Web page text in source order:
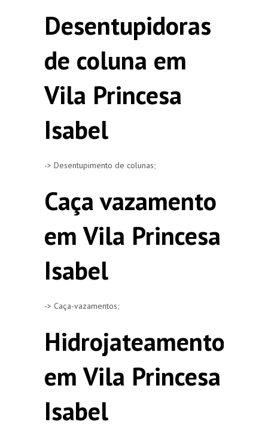
Desentupidoras
de coluna em
Vila Princesa
Isabel
-> Desentupimento de colunas;
Caça vazamento
em Vila Princesa
Isabel
-> Caça-vazamentos;
Hidrojateamento
em Vila Princesa
Isabel